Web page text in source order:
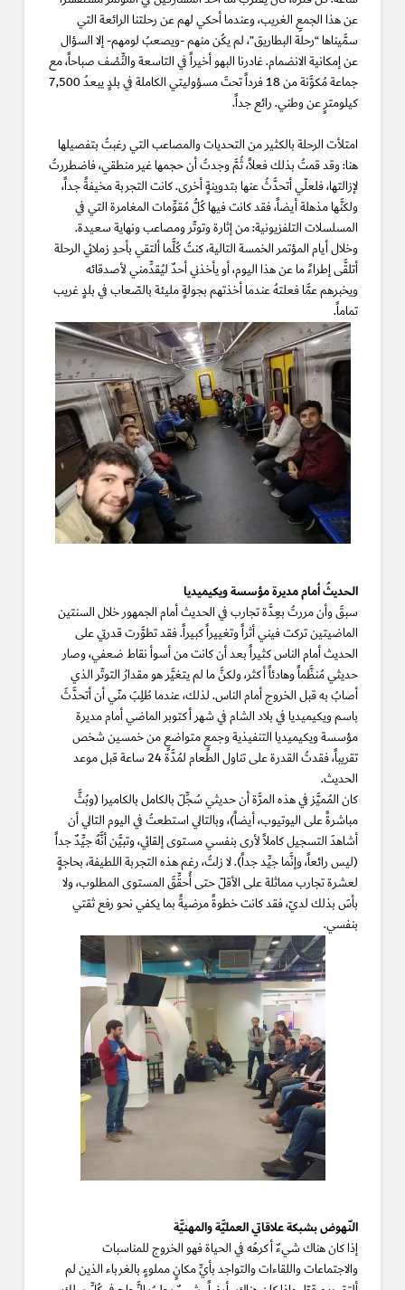
عن هذا الجمعِ الغريب، وعندما أحكي لهم عن رحلتنا الرائعة التي
سمَّيناها “رحلة البطاريق”، لم يكُن منهم -ويصعبُ لومهم- إلا السؤال
عن إمكانية الانضمام. غادرنا البهو أخيراً في التاسعة والنِّصْف صباحاً، مع
جماعة مُكوَّنة من 18 فرداً تحتَ مسؤوليتي الكاملة في بلدٍ يبعدُ 7,500
كيلومترٍ عن وطني. رائع جداً.
امتلأت الرحلة بالكثير من التحديات والمصاعب التي رغبتُ بتفصيلها
هنا: وقد قمتُ بذلك فعلاً، ثُمَّ وجدتُ أن حجمها غير منطقي، فاضطررتُ
لإزالتها، فلعلّي أتحدَّثُ عنها بتدوينةٍ أخرى. كانت التجربة مخيفةً جداً،
ولكنَّها مذهلة أيضاً، فقد كانت فيها كُلُّ مُقوِّمات المغامرة التي في
المسلسلات التلفزيونية: من إثارة وتوتّر ومصاعب ونهاية سعيدة.
وخلال أيام المؤتمر الخمسة التالية، كنتُ كُلَّما ألتقي بأحدِ زملائي الرحلة
أتلقَّى إطراءً ما عن هذا اليوم، أو يأخذني أحدٌ ليُقدِّمني لأصدقائه
ويخبرهم عمَّا فعلتهُ عندما أخذتهم بجولةٍ مليئة بالصّعاب في بلدٍ غريب
تماماً.
الحديثُ أمام مديرة مؤسسة ويكيميديا
سبقَ وأن مررتُ بعِدَّة تجارب في الحديث أمام الجمهور خلال السنتين
الماضيتين تركت فيني أثراً وتغييراً كبيراً. فقد تطوَّرت قدرتي على
الحديث أمام الناس كثيراً بعد أن كانت من أسوأ نقاط ضعفي، وصار
حديثي مُنظَّماً وهادئاً أكثر، ولكنَّ ما لم يتغيَّر هو مقدارُ التوتّر الذي
أصابُ به قبل الخروج أمام الناس. لذلك، عندما طُلِبَ منّي أن أتحدَّثَ
باسم ويكيميديا في بلاد الشام في شهر أكتوبر الماضي أمام مديرة
مؤسسة ويكيميديا التنفيذية وجمعٍ متواضعٍ من خمسين شخص
تقريباً، فقدتُ القدرة على تناول الطعام لمُدَّة 24 ساعة قبل موعد
الحديث.
كان المُميَّز في هذه المرَّة أن حديثي سُجِّلَ بالكامل بالكاميرا (وبُثَّ
مباشرةً على اليوتيوب، أيضاً)، وبالتالي استطعتُ في اليوم التالي أن
أشاهدَ التسجيل كاملاً لأرى بنفسي مستوى إلقائي، وتبيَّن أنَّهُ جيِّدٌ جداً
(ليس رائعاً، وإنَّما جيِّد جداً). لا زلتُ، رغم هذه التجربة اللطيفة، بحاجةٍ
لعشرة تجارب مماثلة على الأقلّ حتى أُحقِّقَ المستوى المطلوب، ولا
بأسَ بذلك لديّ، فقد كانت خطوةً مرضيةً بما يكفي نحو رفع ثقتي
بنفسي.
النّهوض بشبكة علاقاتي العمليَّة والمهنيَّة
إذا كان هناك شيءٌ أكرهُه في الحياة فهو الخروج للمناسبات
والاجتماعات واللقاءات والتواجد بأيِّ مكانٍ مملوءٍ بالغرباء الذين لم